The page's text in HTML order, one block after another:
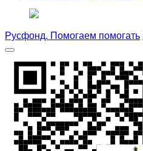
Русфонд. Помогаем помогать